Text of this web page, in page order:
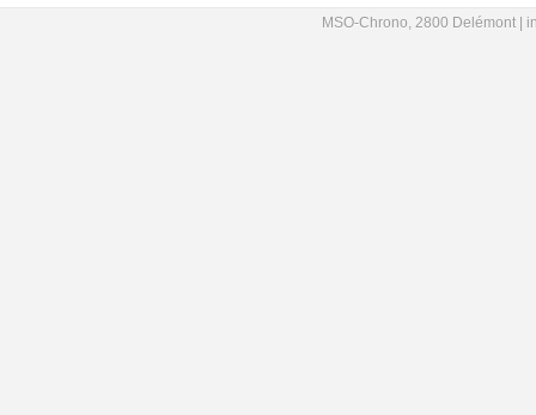
MSO-Chrono, 2800 Delémont |